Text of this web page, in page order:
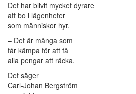
Det har blivit mycket dyrare
att bo i lägenheter
som människor hyr.
– Det är många som
får kämpa för att få
alla pengar att räcka.
Det säger
Carl-Johan Bergström